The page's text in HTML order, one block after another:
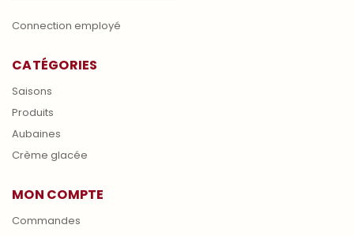
Connection employé
CATÉGORIES
Saisons
Produits
Aubaines
Crème glacée
MON COMPTE
Commandes